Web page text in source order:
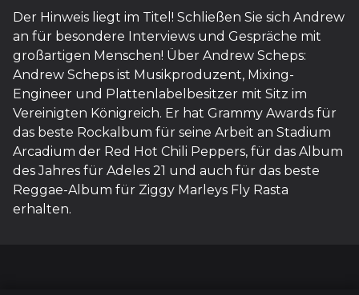
Der Hinweis liegt im Titel! Schließen Sie sich Andrew
an für besondere Interviews und Gespräche mit
großartigen Menschen! Über Andrew Scheps:
Andrew Scheps ist Musikproduzent, Mixing-
Engineer und Plattenlabelbesitzer mit Sitz im
Vereinigten Königreich. Er hat Grammy Awards für
das beste Rockalbum für seine Arbeit an Stadium
Arcadium der Red Hot Chili Peppers, für das Album
des Jahres für Adeles 21 und auch für das beste
Reggae-Album für Ziggy Marleys Fly Rasta
erhalten.